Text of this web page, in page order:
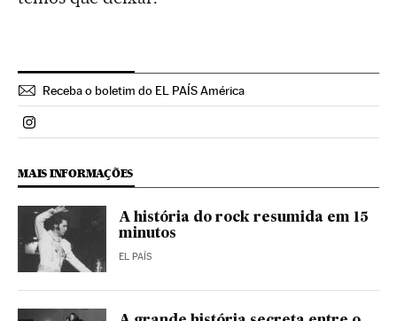
Receba o boletim do EL PAÍS América
Politica El País Brasil en Instagram
MAIS INFORMAÇÕES
A história do rock resumida em 15
minutos
EL PAÍS